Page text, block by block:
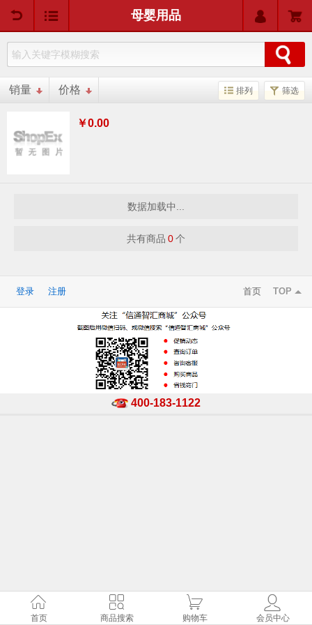
母婴用品
用户中心购物车
销量 价格 排列 筛选
￥0.00
数据加载中...
共有商品 0个
登录 注册 首页 TOP
400-183-1122
首页 商品搜索 购物车 会员中心